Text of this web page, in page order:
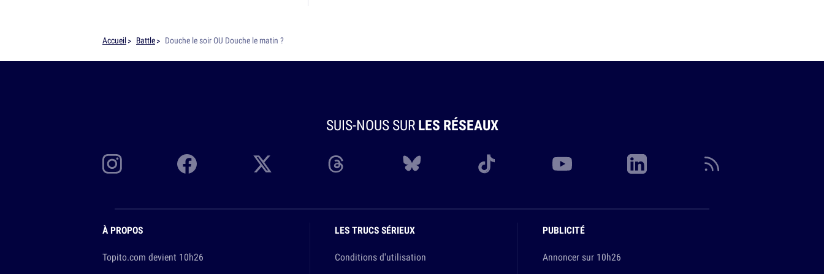
Accueil Battle Douche le soir OU Douche le matin ?
SUIS-NOUS SURLES RÉSEAUX
À PROPOS
Topito.com devient 10h26
LES TRUCS SÉRIEUX
Conditions d'utilisation
PUBLICITÉ
Annoncer sur 10h26